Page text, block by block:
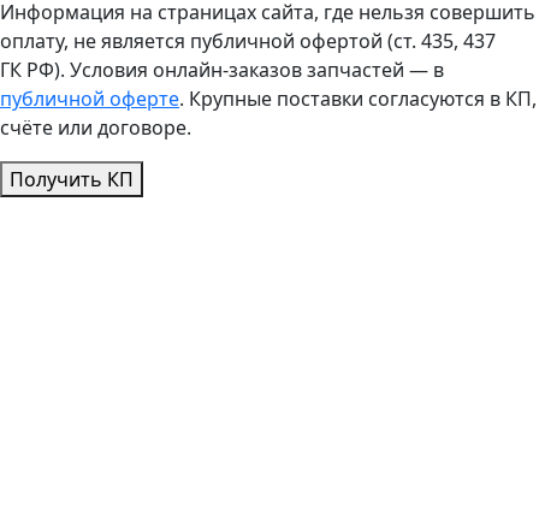
Информация на страницах сайта, где нельзя совершить
оплату, не является публичной офертой (ст. 435, 437
ГК РФ). Условия онлайн-заказов запчастей — в
публичной оферте. Крупные поставки согласуются в КП,
счёте или договоре.
Получить КП